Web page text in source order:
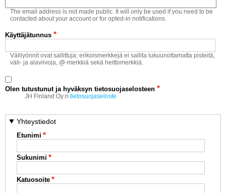
YLEISTÄ ALALTA
LUE DIGILEHDET
ASIAKASPALVELU JA
MEDIATIEDOT
YHTEYSTIEDOT
The email address is not made public. It will only be used if you need to be
contacted about your account or for opted-in notifications.
Käyttäjätunnus
Välilyönnit ovat sallittuja; erikoismerkkejä ei sallita lukuunottamatta pisteitä,
väli- ja alaviivoja, @-merkkiä sekä heittomerkkiä.
Olen tutustunut ja hyväksyn tietosuojaselosteen
JH Finland Oy:ntietosuojaseloste
Yhteystiedot
Etunimi
Sukunimi
Katuosoite